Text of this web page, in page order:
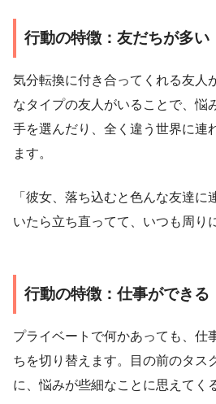
行動の特徴：友だちが多い
気分転換に付き合ってくれる友人
なタイプの友人がいることで、悩
手を選んだり、全く違う世界に連
ます。
「彼女、落ち込むと色んな友達
いたら立ち直ってて、いつも周り
行動の特徴：仕事ができる
プライベートで何かあっても、仕
ちを切り替えます。目の前のタス
に、悩みが些細なことに思えてく